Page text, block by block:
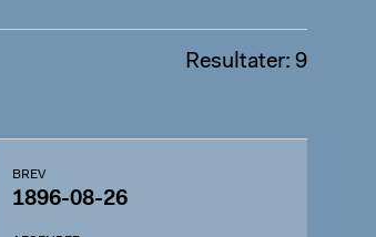
Resultater: 9
BREV
1896-08-26